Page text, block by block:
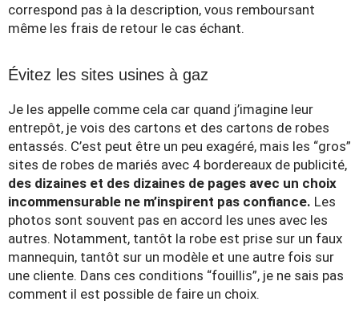
correspond pas à la description, vous remboursant
même les frais de retour le cas échant.
Évitez les sites usines à gaz
Je les appelle comme cela car quand j’imagine leur
entrepôt, je vois des cartons et des cartons de robes
entassés. C’est peut être un peu exagéré, mais les “gros”
sites de robes de mariés avec 4 bordereaux de publicité,
des dizaines et des dizaines de pages avec un choix
incommensurable ne m’inspirent pas confiance. Les
photos sont souvent pas en accord les unes avec les
autres. Notamment, tantôt la robe est prise sur un faux
mannequin, tantôt sur un modèle et une autre fois sur
une cliente. Dans ces conditions “fouillis”, je ne sais pas
comment il est possible de faire un choix.